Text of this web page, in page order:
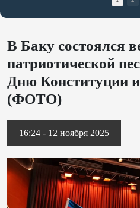
В Баку состоялся
патриотической
Дню Конституции
(ФОТО)
16:24 - 12 ноября 2025